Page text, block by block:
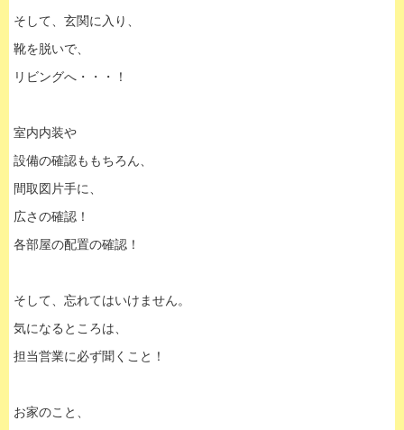
そして、玄関に入り、
靴を脱いで、
リビングへ・・・！
室内内装や
設備の確認ももちろん、
間取図片手に、
広さの確認！
各部屋の配置の確認！
そして、忘れてはいけません。
気になるところは、
担当営業に必ず聞くこと！
お家のこと、